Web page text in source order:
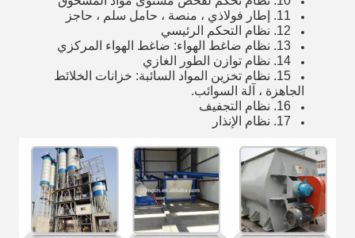
11. إطار فولاذي ، منصة ، حامل سلم ، حاجز
12. نظام التحكم الرئيسي
13. نظام ضاغط الهواء: ضاغط الهواء المركزي
14. نظام توازن الطور الغازي
15. نظام تخزين المواد السائبة: خزانات الخلائط
الجاهزة ، آلة السوائب.
16. نظام التجفيف
17. نظام الإنذار